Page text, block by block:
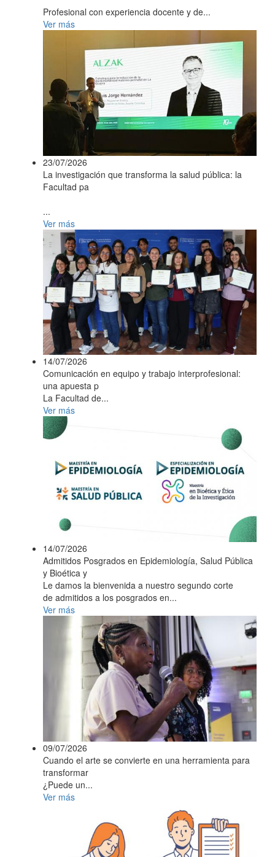
Profesional con experiencia docente y de...
Ver más
23/07/2026
La investigación que transforma la salud pública: la
Facultad pa
...
Ver más
14/07/2026
Comunicación en equipo y trabajo interprofesional:
una apuesta p
La Facultad de...
Ver más
14/07/2026
Admitidos Posgrados en Epidemiología, Salud Pública
y Bioética y
Le damos la bienvenida a nuestro segundo corte
de admitidos a los posgrados en...
Ver más
09/07/2026
Cuando el arte se convierte en una herramienta para
transformar
¿Puede un...
Ver más